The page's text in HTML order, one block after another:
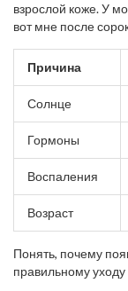
взрослой коже. У
вот мне после
Причина
Солнце
Гормоны
Воспаления
Возраст
Понять, почему
правильному